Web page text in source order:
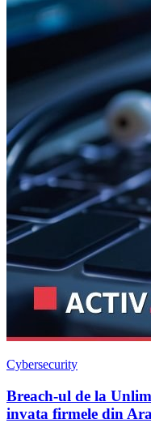
Cybersecurity
Breach-ul de la
invata firmele din